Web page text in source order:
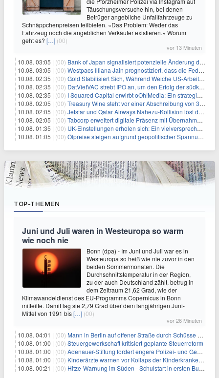
Täuschungsversuche hin, bei denen
Betrüger angebliche Unfallfahrzeuge zu
Schnäppchenpreisen feilbieten. «Das Problem: Weder das
Fahrzeug noch die angeblichen Verkäufer existieren.» Worum
geht es? […] (00)
vor 13 Minuten
10.08. 03:05 | (00) Bank of Japan signalisiert potenzielle Änderung der Zinspolitik angesichts von Inflationsbedenken
10.08. 03:05 | (00) Westpacs Illiana Jain prognostiziert, dass die Fed die Zinssätze nach dem Arbeitsmarktbericht stabil halten wird
10.08. 02:35 | (00) Gold Stabilisiert Sich, Während Weiche US-Arbeitsmarktdaten Zinsängste Lindern
10.08. 02:35 | (00) DatVietVAC strebt IPO an, um den Erfolg der südkoreanischen Unterhaltungsindustrie nachzuahmen
10.08. 02:35 | (00) I Squared Capital erwirbt oOh!Media: Ein strategischer Schritt in der Außenwerbung
10.08. 02:05 | (00) Treasury Wine steht vor einer Abschreibung von 395 Millionen US-Dollar aufgrund von Herausforderungen in der US-Lieferkette
10.08. 02:05 | (00) Jetstar und Qatar Airways Nahezu-Kollision löst dringende Sicherheitsuntersuchung aus
10.08. 02:05 | (00) Tabcorp erweitert digitale Präsenz mit Übernahme von BetMakers für 189 Millionen Dollar
10.08. 01:35 | (00) UK-Einstellungen erholen sich: Ein vielversprechender Wandel für wachstumsorientierte Investoren
10.08. 01:05 | (00) Ölpreise steigen aufgrund geopolitischer Spannungen im Nahen Osten
TOP-THEMEN
Juni und Juli waren in Westeuropa so warm
wie noch nie
Bonn (dpa) - Im Juni und Juli war es in
Westeuropa so heiß wie nie zuvor in den
beiden Sommermonaten. Die
Durchschnittstemperatur in der Region,
zu der auch Deutschland zählt, betrug in
dem Zeitraum 21,62 Grad, wie der
Klimawandeldienst des EU-Programms Copernicus in Bonn
mitteilte. Damit lag sie 2,79 Grad über dem langjährigen Juni-
Mittel von 1991 bis[…] (00)
vor 26 Minuten
10.08. 04:01 | (00) Mann in Berlin auf offener Straße durch Schüsse getötet
10.08. 01:00 | (00) Steuergewerkschaft kritisiert geplante Steuerreform
10.08. 01:00 | (00) Adenauer-Stiftung fordert engere Polizei- und Geheimdienstkooperation
10.08. 01:00 | (00) Kinderärzte warnen vor Kollaps der Kinderkrankenpflege
10.08. 00:21 | (00) Hitze-Warnung im Süden - Schulstart in ersten Bundesländern